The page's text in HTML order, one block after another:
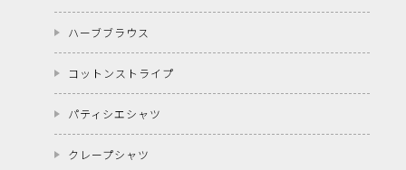
ハーブブラウス
コットンストライプ
パティシエシャツ
クレープシャツ